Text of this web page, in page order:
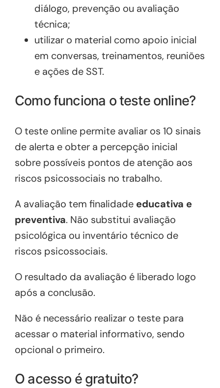
diálogo, prevenção ou avaliação
técnica;
utilizar o material como apoio inicial
em conversas, treinamentos, reuniões
e ações de SST.
Como funciona o teste online?
O teste online permite avaliar os 10 sinais
de alerta e obter a percepção inicial
sobre possíveis pontos de atenção aos
riscos psicossociais no trabalho.
A avaliação tem finalidade educativa e
preventiva. Não substitui avaliação
psicológica ou inventário técnico de
riscos psicossociais.
O resultado da avaliação é liberado logo
após a conclusão.
Não é necessário realizar o teste para
acessar o material informativo, sendo
opcional o primeiro.
O acesso é gratuito?